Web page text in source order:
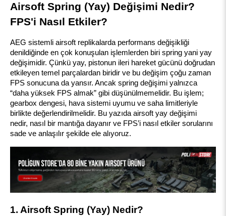
Airsoft Spring (Yay) Değişimi Nedir?
FPS'i Nasıl Etkiler?
AEG sistemli airsoft replikalarda performans değişikliği
denildiğinde en çok konuşulan işlemlerden biri spring yani yay
değişimidir. Çünkü yay, pistonun ileri hareket gücünü doğrudan
etkileyen temel parçalardan biridir ve bu değişim çoğu zaman
FPS sonucuna da yansır. Ancak spring değişimi yalnızca
“daha yüksek FPS almak” gibi düşünülmemelidir. Bu işlem;
gearbox dengesi, hava sistemi uyumu ve saha limitleriyle
birlikte değerlendirilmelidir. Bu yazıda airsoft yay değişimi
nedir, nasıl bir mantığa dayanır ve FPS’i nasıl etkiler sorularını
sade ve anlaşılır şekilde ele alıyoruz.
1. Airsoft Spring (Yay) Nedir?